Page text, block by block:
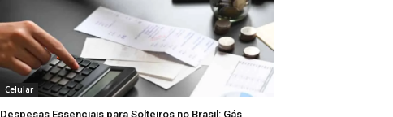
Celular
Despesas Essenciais para Solteiros no Brasil: Gás,